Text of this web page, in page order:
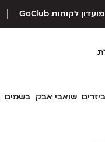
מועדון לקוחות GoClub
שואבי אבק בשמים